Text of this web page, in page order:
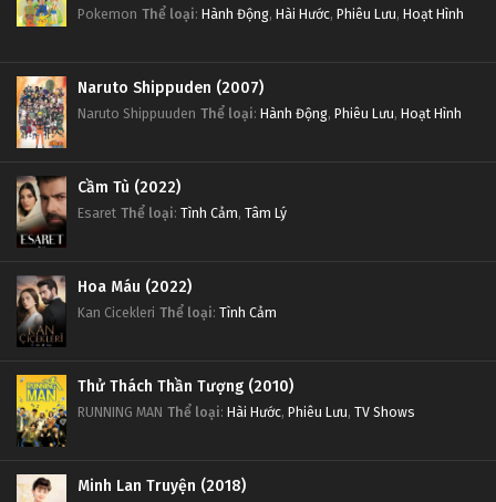
Pokemon Thể loại: Hành Động, Hài Hước, Phiêu Lưu, Hoạt Hình
Naruto Shippuden (2007)
Naruto Shippuuden Thể loại: Hành Động, Phiêu Lưu, Hoạt Hình
Cầm Tù (2022)
Esaret Thể loại: Tình Cảm, Tâm Lý
Hoa Máu (2022)
Kan Cicekleri Thể loại: Tình Cảm
Thử Thách Thần Tượng (2010)
RUNNING MAN Thể loại: Hài Hước, Phiêu Lưu, TV Shows
Minh Lan Truyện (2018)